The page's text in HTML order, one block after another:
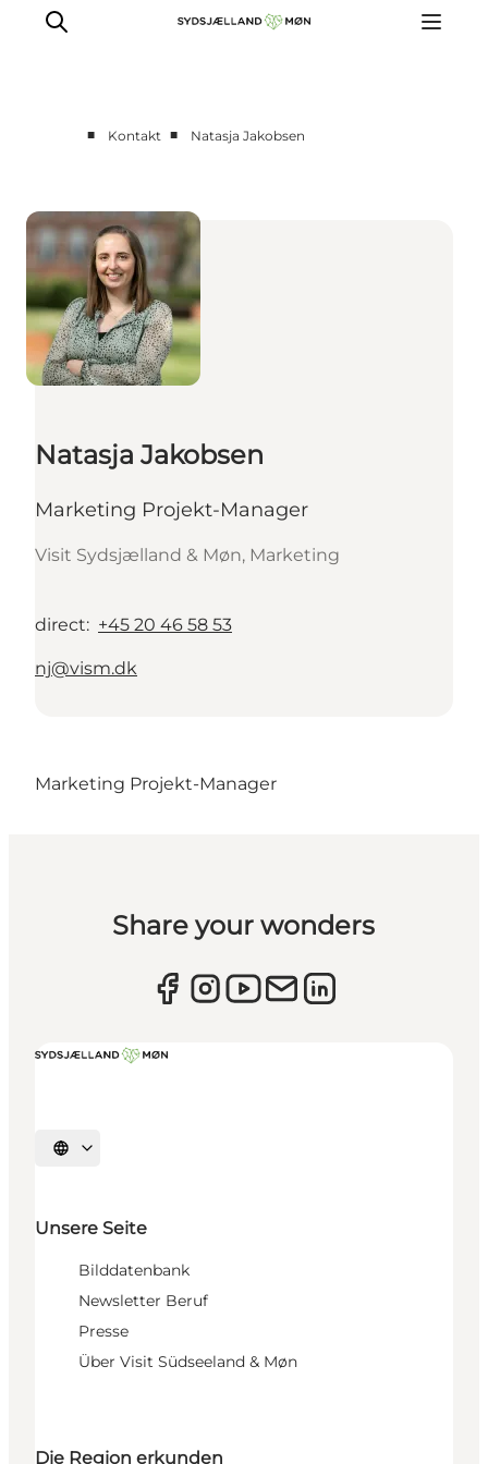
■ Kontakt ■ Natasja Jakobsen
Natasja Jakobsen
Marketing Projekt-Manager
Visit Sydsjælland & Møn, Marketing
direct: +45 20 46 58 53
nj@vism.dk
Marketing Projekt-Manager
Share your wonders
Sprache auswählen
Unsere Seite
Bilddatenbank
Newsletter Beruf
Presse
Über Visit Südseeland & Møn
Die Region erkunden